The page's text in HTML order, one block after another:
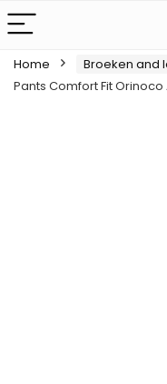
Home Broeken and
Pants Comfort Fit